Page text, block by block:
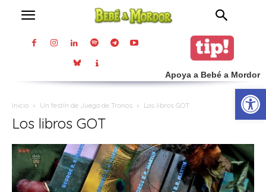
Apoya a Bebé a Mordor
Inicio Un festín de Juego de Tronos Los libros GOT
Los libros GOT